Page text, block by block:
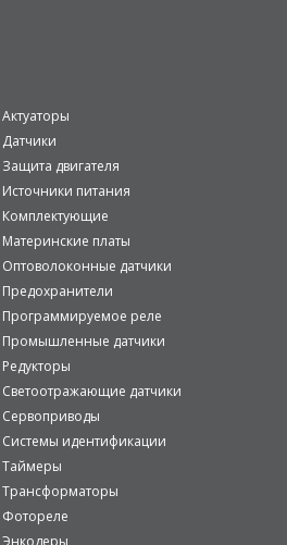
Актуаторы
Датчики
Защита двигателя
Источники питания
Комплектующие
Материнские платы
Оптоволоконные датчики
Предохранители
Программируемое реле
Промышленные датчики
Редукторы
Светоотражающие датчики
Сервоприводы
Системы идентификации
Таймеры
Трансформаторы
Фотореле
Энкодеры